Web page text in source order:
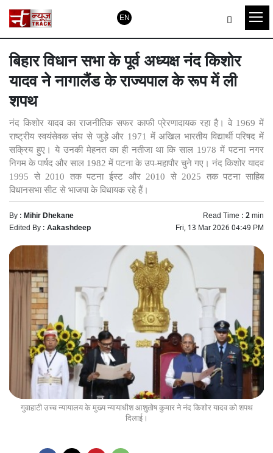
EN
बिहार विधान सभा के पूर्व अध्यक्ष नंद किशोर
यादव ने नागालैंड के राज्यपाल के रूप में ली
शपथ
नंद किशोर यादव का राजनीतिक सफर काफी प्रेरणादायक रहा है। वे 1969 में
राष्ट्रीय स्वयंसेवक संघ से जुड़े और 1971 में अखिल भारतीय विद्यार्थी परिषद में
सक्रिय हुए। ये उनकी मेहनत का ही नतीजा था कि साल 1978 में पटना नगर
निगम के पार्षद और साल 1982 में पटना के उप-महापौर चुने गए। नंद किशोर यादव
1995 से 2010 तक पटना ईस्ट और 2010 से 2025 तक पटना साहिब
विधानसभा सीट से भाजपा के विधायक रहे हैं।
By :Mihir Dhekane Read Time :2min
Edited By :Aakashdeep Fri, 13 Mar 2026 04:49 PM
गुवाहाटी उच्च न्यायालय के मुख्य न्यायाधीश आशुतोष कुमार ने नंद किशोर यादव को शपथ
दिलाई।